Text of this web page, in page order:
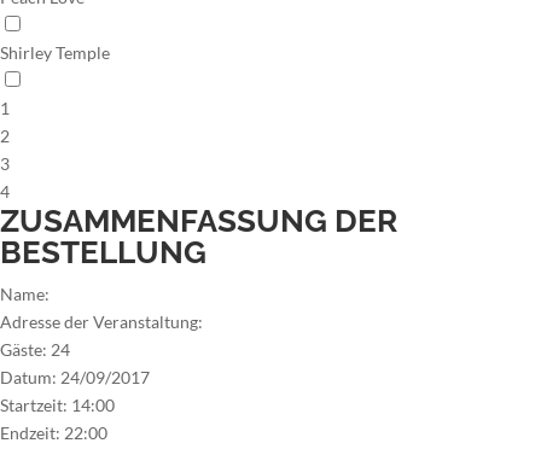
Shirley Temple
1
2
3
4
ZUSAMMENFASSUNG DER
BESTELLUNG
Name:
Adresse der Veranstaltung:
Gäste: 24
Datum: 24/09/2017
Startzeit: 14:00
Endzeit: 22:00